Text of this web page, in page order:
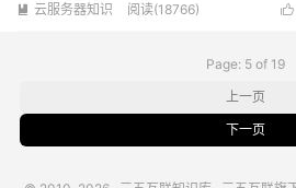
 云服务器知识 阅读(18766) 
Page: 5 of 19
上一页
下一页